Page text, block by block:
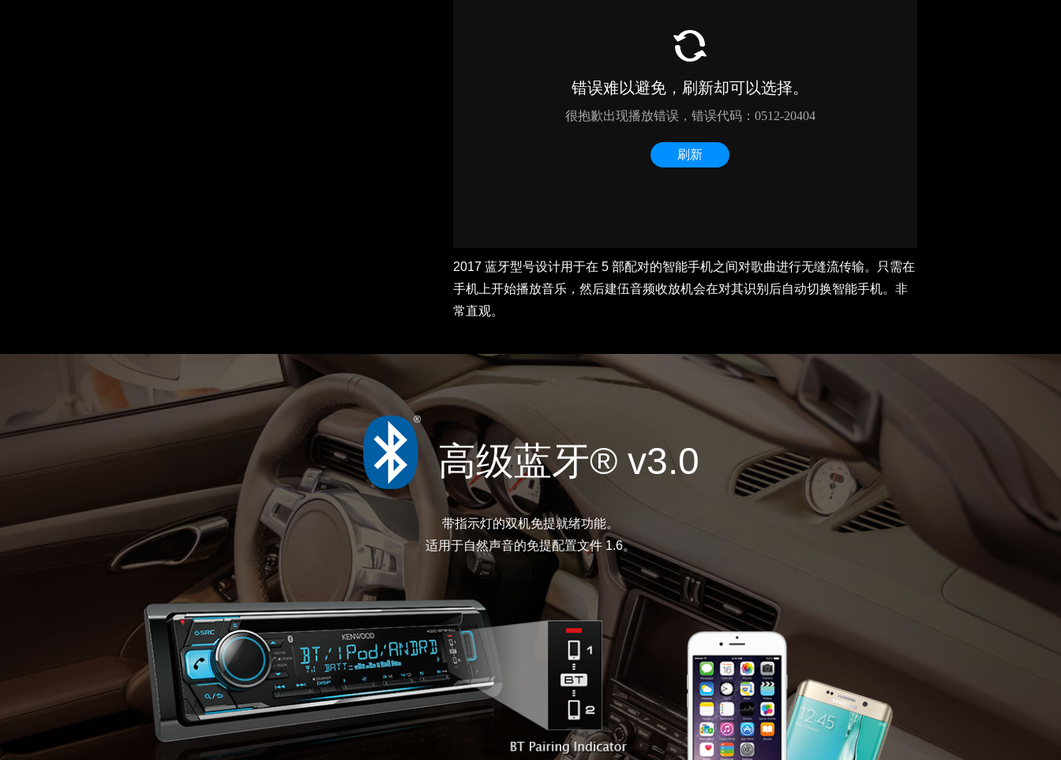
2017 蓝牙型号设计用于在 5 部配对的智能手机之间对歌曲进行无缝流传输。只需在
手机上开始播放音乐，然后建伍音频收放机会在对其识别后自动切换智能手机。非
常直观。
高级蓝牙® v3.0
带指示灯的双机免提就绪功能。
适用于自然声音的免提配置文件 1.6。